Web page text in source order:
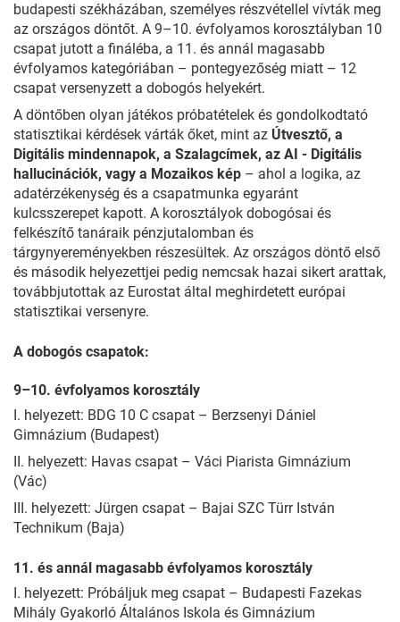
budapesti székházában, személyes részvétellel vívták meg
az országos döntőt. A 9–10. évfolyamos korosztályban 10
csapat jutott a fináléba, a 11. és annál magasabb
évfolyamos kategóriában – pontegyezőség miatt – 12
csapat versenyzett a dobogós helyekért.
A döntőben olyan játékos próbatételek és gondolkodtató
statisztikai kérdések várták őket, mint az Útvesztő, a
Digitális mindennapok, a Szalagcímek, az AI - Digitális
hallucinációk, vagy a Mozaikos kép – ahol a logika, az
adatérzékenység és a csapatmunka egyaránt
kulcsszerepet kapott. A korosztályok dobogósai és
felkészítő tanáraik pénzjutalomban és
tárgynyereményekben részesültek. Az országos döntő első
és második helyezettjei pedig nemcsak hazai sikert arattak,
továbbjutottak az Eurostat által meghirdetett európai
statisztikai versenyre.
A dobogós csapatok:
9–10. évfolyamos korosztály
I. helyezett: BDG 10 C csapat – Berzsenyi Dániel
Gimnázium (Budapest)
II. helyezett: Havas csapat – Váci Piarista Gimnázium
(Vác)
III. helyezett: Jürgen csapat – Bajai SZC Türr István
Technikum (Baja)
11. és annál magasabb évfolyamos korosztály
I. helyezett: Próbáljuk meg csapat – Budapesti Fazekas
Mihály Gyakorló Általános Iskola és Gimnázium